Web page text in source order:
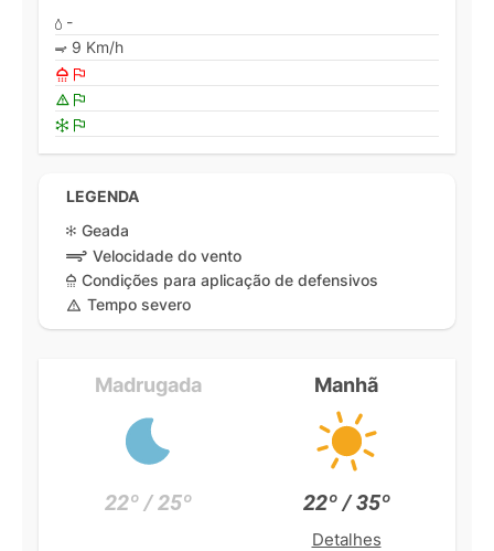
-
9 Km/h
LEGENDA
Geada
Velocidade do vento
Condições para aplicação de defensivos
Tempo severo
Madrugada
22º / 25º
Manhã
22º / 35º
Detalhes